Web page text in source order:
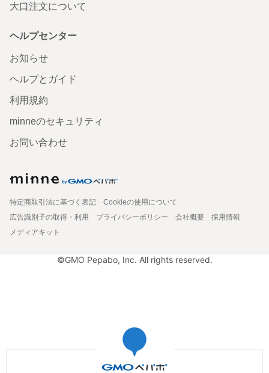
大口注文について
ヘルプセンター
お知らせ
ヘルプとガイド
利用規約
minneのセキュリティ
お問い合わせ
特定商取引法に基づく表記
Cookieの使用について
広告識別子の取得・利用
プライバシーポリシー 会社概要
採用情報
メディアキット
©GMO Pepabo, Inc. All rights reserved.